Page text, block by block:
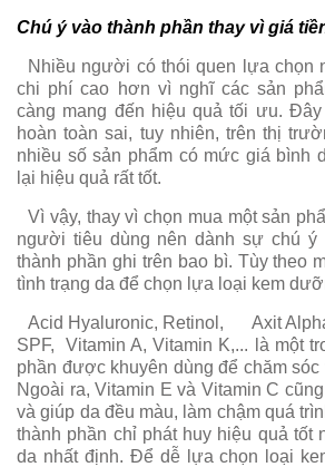
Chú ý vào thành phần thay vì giá
Nhiều người có thói quen lựa chọn
chi phí cao hơn vì nghĩ các sản
càng mang đến hiệu quả tối ưu.
hoàn toàn sai, tuy nhiên, trên thị
nhiều số sản phẩm có mức giá bình
lại hiệu quả rất tốt.
Vì vậy, thay vì chọn mua một sản
người tiêu dùng nên dành sự chú ý
thành phần ghi trên bao bì. Tùy theo
tình trạng da để chọn lựa loại kem
Acid Hyaluronic, Retinol, Axit
SPF, Vitamin A, Vitamin K,... là một
phần được khuyên dùng để chăm sóc
Ngoài ra, Vitamin E và Vitamin C
và giúp da đều màu, làm chậm quá
thành phần chỉ phát huy hiệu quả tốt
da nhất định. Để dễ lựa chọn loại